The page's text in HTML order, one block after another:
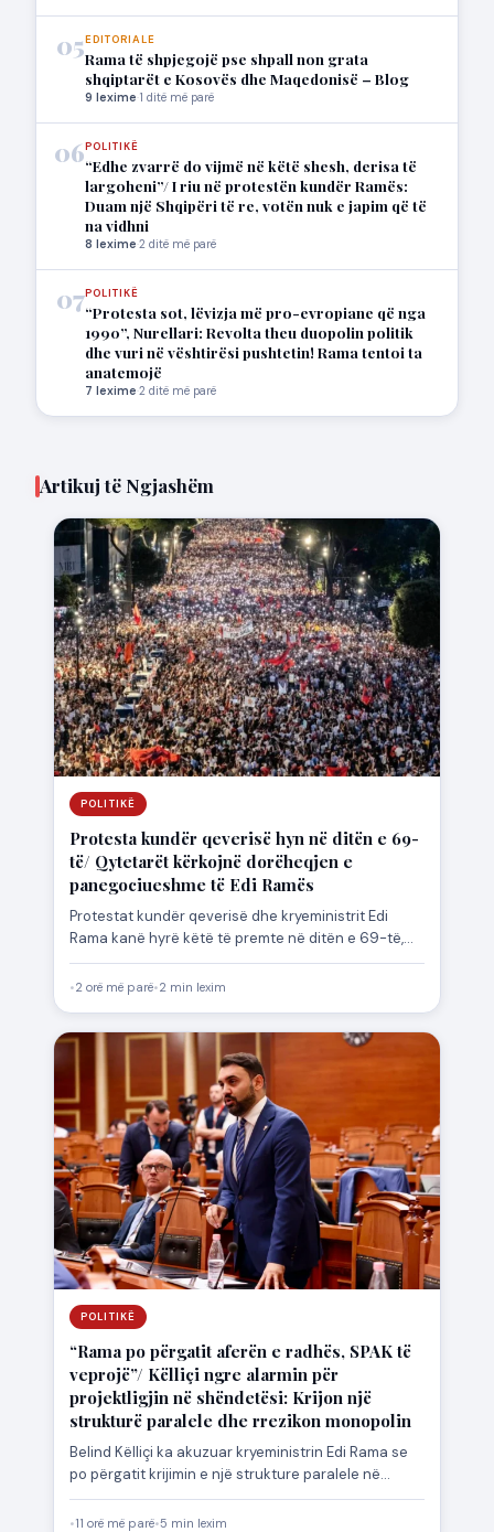
05 EDITORIALE
Rama të shpjegojë pse shpall non grata
shqiptarët e Kosovës dhe Maqedonisë – Blog
9 lexime·1 ditë më parë
06 POLITIKË
“Edhe zvarrë do vijmë në këtë shesh, derisa të
largoheni”/ I riu në protestën kundër Ramës:
Duam një Shqipëri të re, votën nuk e japim që të
na vidhni
8 lexime·2 ditë më parë
07POLITIKË
“Protesta sot, lëvizja më pro-evropiane që nga
1990”, Nurellari: Revolta theu duopolin politik
dhe vuri në vështirësi pushtetin! Rama tentoi ta
anatemojë
7 lexime·2 ditë më parë
Artikuj të Ngjashëm
POLITIKË
Protesta kundër qeverisë hyn në ditën e 69-
të/ Qytetarët kërkojnë dorëheqjen e
panegociueshme të Edi Ramës
Protestat kundër qeverisë dhe kryeministrit Edi
Rama kanë hyrë këtë të premte në ditën e 69-të,
ndërsa qytetarët…
•2 orë më parë•2 min lexim
POLITIKË
“Rama po përgatit aferën e radhës, SPAK të
veprojë”/ Këlliçi ngre alarmin për
projektligjin në shëndetësi: Krijon një
strukturë paralele dhe rrezikon monopolin
Belind Këlliçi ka akuzuar kryeministrin Edi Rama se
po përgatit krijimin e një strukture paralele në
sistemin shëndetësor,…
•11 orë më parë•5 min lexim